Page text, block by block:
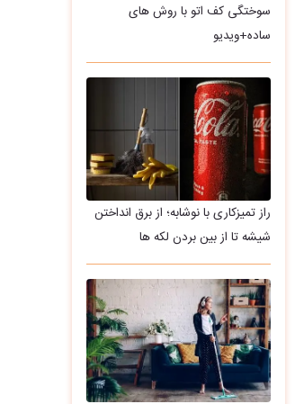
سوختگی کف اتو با روش های
ساده+ویدیو
راز تمیزکاری با نوشابه؛ از برق انداختن
شیشه تا از بین بردن لکه ها